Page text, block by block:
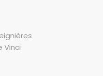
Vinci